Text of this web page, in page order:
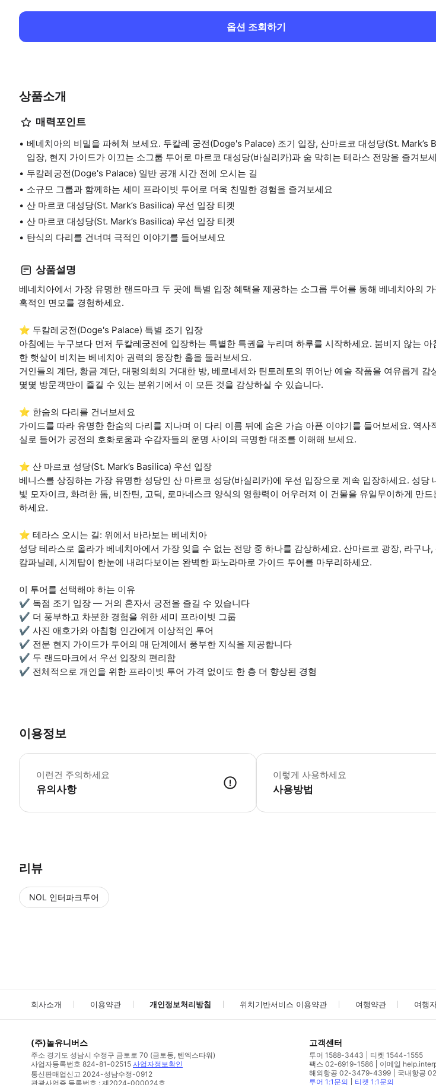
옵션 조회하기
상품소개
매력포인트
베네치아의 비밀을 파헤쳐 보세요. 두칼레 궁전(Doge's Palace) 조기 입장, 산마르코 대성당(St. Mark’s
입장, 현지 가이드가 이끄는 소그룹 투어로 마르코 대성당(바실리카)과 숨 막히는 테라스 전망을 즐겨보
두칼레궁전(Doge's Palace) 일반 공개 시간 전에 오시는 길
소규모 그룹과 함께하는 세미 프라이빗 투어로 더욱 친밀한 경험을 즐겨보세요
산 마르코 대성당(St. Mark’s Basilica) 우선 입장 티켓
산 마르코 대성당(St. Mark’s Basilica) 우선 입장 티켓
탄식의 다리를 건너며 극적인 이야기를 들어보세요
상품설명
베네치아에서 가장 유명한 랜드마크 두 곳에 특별 입장 혜택을 제공하는 소그룹 투어를 통해 베네치아의
혹적인 면모를 경험하세요.
⭐ 두칼레궁전(Doge's Palace) 특별 조기 입장
아침에는 누구보다 먼저 두칼레궁전에 입장하는 특별한 특권을 누리며 하루를 시작하세요. 붐비지 않는 아
한 햇살이 비치는 베네치아 권력의 웅장한 홀을 둘러보세요.
거인들의 계단, 황금 계단, 대평의회의 거대한 방, 베로네세와 틴토레토의 뛰어난 예술 작품을 여유롭게 감
몇몇 방문객만이 즐길 수 있는 분위기에서 이 모든 것을 감상하실 수 있습니다.
⭐ 한숨의 다리를 건너보세요
가이드를 따라 유명한 한숨의 다리를 지나며 이 다리 이름 뒤에 숨은 가슴 아픈 이야기를 들어보세요. 역사
실로 들어가 궁전의 호화로움과 수감자들의 운명 사이의 극명한 대조를 이해해 보세요.
⭐ 산 마르코 성당(St. Mark’s Basilica) 우선 입장
베니스를 상징하는 가장 유명한 성당인 산 마르코 성당(바실리카)에 우선 입장으로 계속 입장하세요. 성당
빛 모자이크, 화려한 돔, 비잔틴, 고딕, 로마네스크 양식의 영향력이 어우러져 이 건물을 유일무이하게 만
하세요.
⭐ 테라스 오시는 길: 위에서 바라보는 베네치아
성당 테라스로 올라가 베네치아에서 가장 잊을 수 없는 전망 중 하나를 감상하세요. 산마르코 광장, 라구나,
캄파닐레, 시계탑이 한눈에 내려다보이는 완벽한 파노라마로 가이드 투어를 마무리하세요.
이 투어를 선택해야 하는 이유
✔ 독점 조기 입장 — 거의 혼자서 궁전을 즐길 수 있습니다
✔ 더 풍부하고 차분한 경험을 위한 세미 프라이빗 그룹
✔ 사진 애호가와 아침형 인간에게 이상적인 투어
✔ 전문 현지 가이드가 투어의 매 단계에서 풍부한 지식을 제공합니다
✔ 두 랜드마크에서 우선 입장의 편리함
✔ 전체적으로 개인을 위한 프라이빗 투어 가격 없이도 한 층 더 향상된 경험
이용정보
이런건 주의하세요
유의사항
방문객은 어깨와 무릎을 가려야 성 마르코 대성당
이렇게 사용하세요
사용방법
리뷰
NOL 인터파크투어
회사소개 이용약관 개인정보처리방침 위치기반서비스 이용약관 여행약관 여행
(주)놀유니버스
주소 경기도 성남시 수정구 금토로 70 (금토동, 텐엑스타워)
사업자등록번호 824-81-02515 사업자정보확인
통신판매업신고 2024-성남수정-0912
관광사업증 등록번호 : 제2024-000024호
고객센터
투어 1588-3443
티켓 1544-1555
팩스 02-6919-1586
이메일
해외항공 02-3479-4399
국내항공
투어 1:1문의
티켓 1:1문의